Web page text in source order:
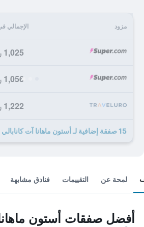
مزود الإجمالي
1,025 ﷼
1,056 ﷼
1,222 ﷼
15 صفقة إضافية لـ أستون ماهانا آت كانابالي
لمحة عن التقييمات فنادق مشابهة
أفضل صفقات أستون ماهانا